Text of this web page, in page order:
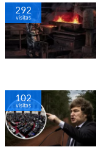
292
visitas
102
visitas